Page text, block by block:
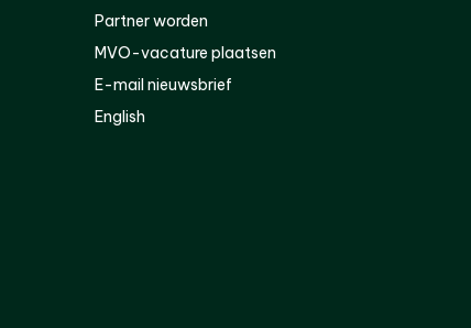
Partner worden
MVO-vacature plaatsen
E-mail nieuwsbrief
English